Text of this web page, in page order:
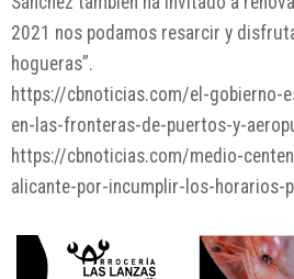
2021 nos podamos resarcir y
hogueras”.
https://cbnoticias.com/el-gobierno-
en-las-fronteras-de-puertos-y-
https://cbnoticias.com/medio-
alicante-por-incumplir-los-horarios-